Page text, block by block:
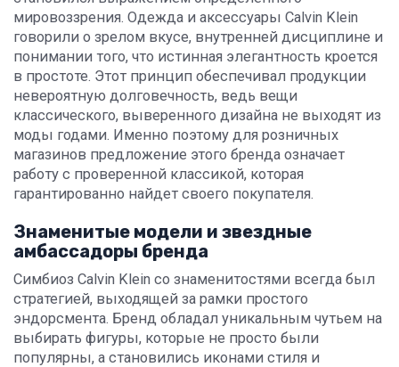
мировоззрения. Одежда и аксессуары Calvin Klein
говорили о зрелом вкусе, внутренней дисциплине и
понимании того, что истинная элегантность кроется
в простоте. Этот принцип обеспечивал продукции
невероятную долговечность, ведь вещи
классического, выверенного дизайна не выходят из
моды годами. Именно поэтому для розничных
магазинов предложение этого бренда означает
работу с проверенной классикой, которая
гарантированно найдет своего покупателя.
Знаменитые модели и звездные
амбассадоры бренда
Симбиоз Calvin Klein со знаменитостями всегда был
стратегией, выходящей за рамки простого
эндорсмента. Бренд обладал уникальным чутьем на
выбирать фигуры, которые не просто были
популярны, а становились иконами стиля и